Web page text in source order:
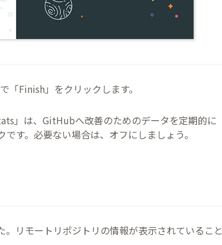
「Finish」をクリックします。
」は、GitHubへ改善のためのデータを定期的に
す。必要ない場合は、オフにしましょう。
リモートリポジトリの情報が表示されていること